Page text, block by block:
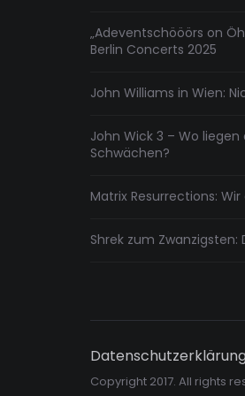
„Adeventschööörs on
Berlin Concerts 2025
John Williams in Wien:
John Wick 3 – Wo
Schwächen?
Matrix Resurrections:
Shrek zum Zwanzigsten:
Copyright 2017. All rights